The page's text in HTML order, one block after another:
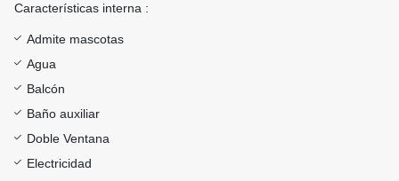
Características interna :
Admite mascotas
Agua
Balcón
Baño auxiliar
Doble Ventana
Electricidad